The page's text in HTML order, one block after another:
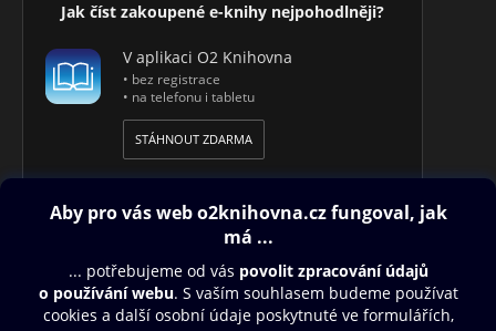
Jak číst zakoupené e-knihy nejpohodlněji?
V aplikaci O2 Knihovna
• bez registrace
• na telefonu i tabletu
STÁHNOUT ZDARMA
Obsah ke stažení
Moje O2 Knihovna